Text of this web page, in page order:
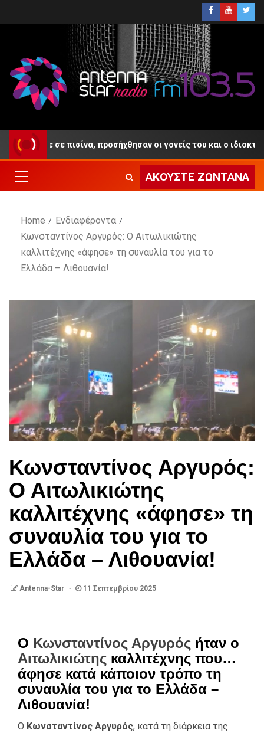
σε πισίνα, προσήχθησαν οι γονείς του και ο ιδιοκτήτης
ΑΚΟΎΣΤΕ ΖΩΝΤΑΝΆ
Home
Ενδιαφέροντα
Κωνσταντίνος Αργυρός: Ο Αιτωλικιώτης
καλλιτέχνης «άφησε» τη συναυλία του για το
Ελλάδα – Λιθουανία!
Κωνσταντίνος Αργυρός:
Ο Αιτωλικιώτης
καλλιτέχνης «άφησε» τη
συναυλία του για το
Ελλάδα – Λιθουανία!
Antenna-Star 11 Σεπτεμβρίου 2025
Ο Κωνσταντίνος Αργυρός ήταν ο
Αιτωλικιώτης καλλιτέχνης που…
άφησε κατά κάποιον τρόπο τη
συναυλία του για το Ελλάδα –
Λιθουανία!
Ο Κωνσταντίνος Αργυρός, κατά τη διάρκεια της